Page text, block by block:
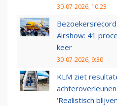
30-07-2026, 10:23
Airshow: 41
keer
30-07-2026, 9:30
KLM ziet
‘Realistisch